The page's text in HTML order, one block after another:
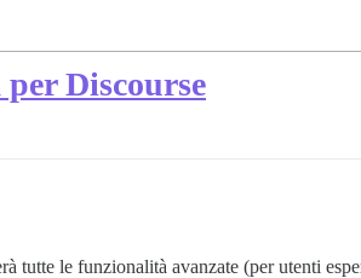
Discourse
tutte le funzionalità avanzate (per utenti